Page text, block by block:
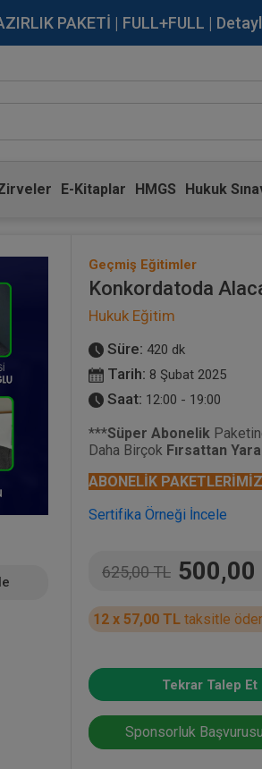
PAKETİ | FULL+FULL |
E-Kitaplar HMGS Hukuk
Geçmiş Eğitimler
Konkordatoda
Hukuk Eğitim
Süre: 420 dk
Tarih: 8 Şubat 2025
Saat: 12:00 - 19:00
***Süper Abonelik
Daha Birçok Fırsattan
ABONELİK
Sertifika Örneği İncele
625,00 TL 500,00
12 x 57,00 TL taksitle
Tekrar Talep Et
Sponsorluk